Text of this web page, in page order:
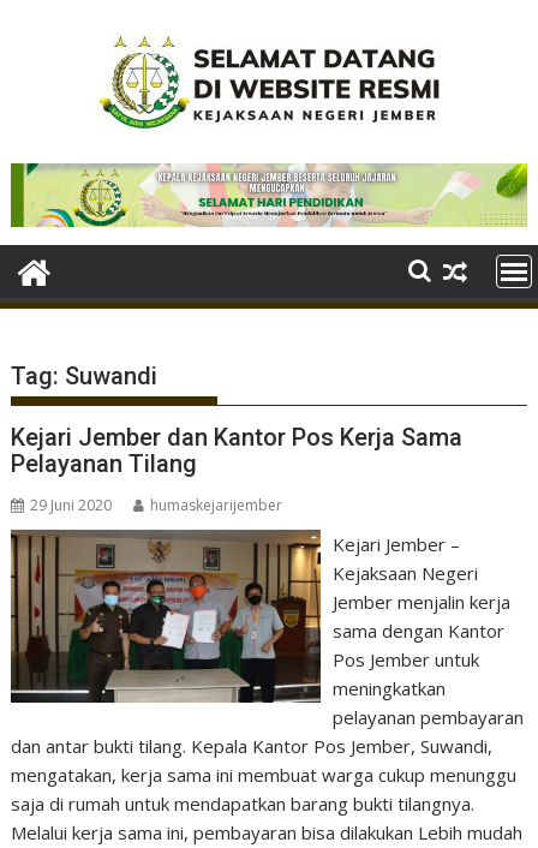
Tag: Suwandi
Kejari Jember dan Kantor Pos Kerja Sama
Pelayanan Tilang
29 Juni 2020 humaskejarijember
Kejari Jember –
Kejaksaan Negeri
Jember menjalin kerja
sama dengan Kantor
Pos Jember untuk
meningkatkan
pelayanan pembayaran
dan antar bukti tilang. Kepala Kantor Pos Jember, Suwandi,
mengatakan, kerja sama ini membuat warga cukup menunggu
saja di rumah untuk mendapatkan barang bukti tilangnya.
Melalui kerja sama ini, pembayaran bisa dilakukan Lebih mudah